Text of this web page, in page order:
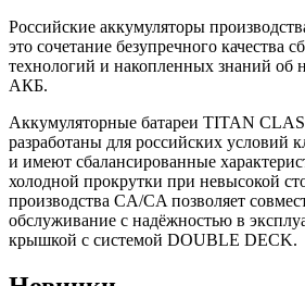
Российские аккумуляторы
это сочетание безупречного качества
технологий и накопленных знаний об
АКБ.
Аккумуляторные батареи TITAN
разработаны для российских условий
и имеют сбалансированные
холодной прокрутки при невысокой
производства CA/CA позволяет
обслуживание с надёжностью в
крышкой с системой DOUBLE DECK.